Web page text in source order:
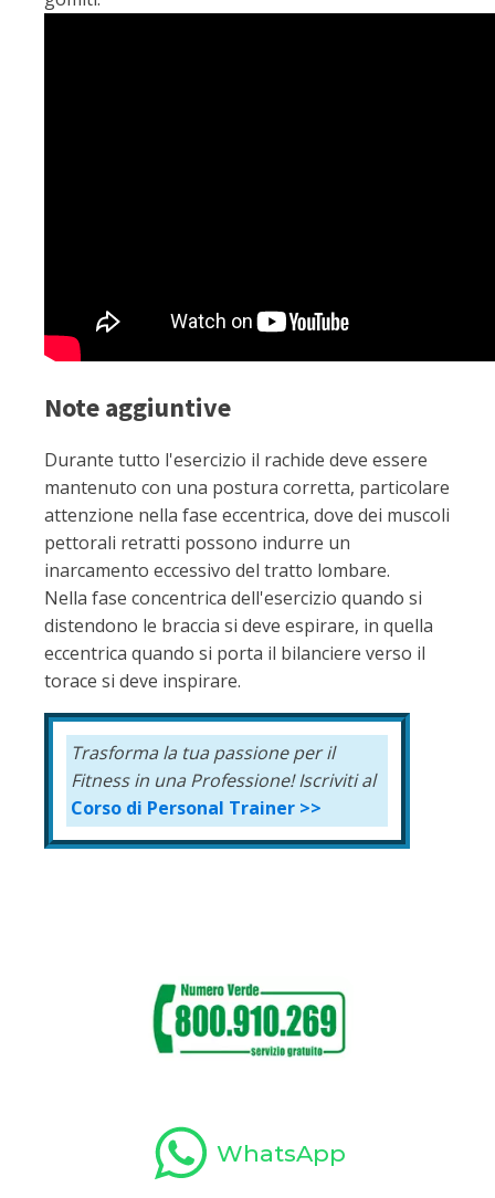
Note aggiuntive
Durante tutto l'esercizio il rachide deve essere
mantenuto con una postura corretta, particolare
attenzione nella fase eccentrica, dove dei muscoli
pettorali retratti possono indurre un
inarcamento eccessivo del tratto lombare.
Nella fase concentrica dell'esercizio quando si
distendono le braccia si deve espirare, in quella
eccentrica quando si porta il bilanciere verso il
torace si deve inspirare.
Trasforma la tua passione per il
Fitness in una Professione! Iscriviti al
Corso di Personal Trainer >>
WhatsApp